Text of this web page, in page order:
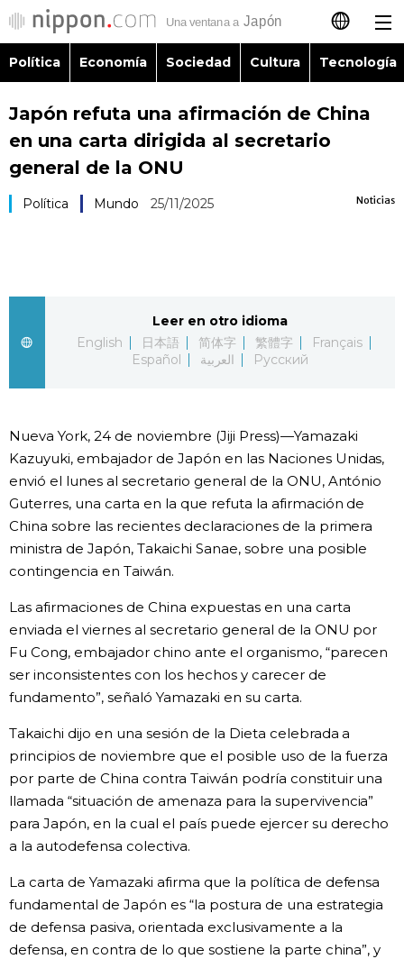
日本語
English
Русский
Política
Vida
Guía de Japón
Vídeos e imágenes
En profundidad
Más
Datos de Japón
Fragmentos de Japón
Gente
Blog
Tokio
Política Economía Sociedad Cultura Tecnología
Japón refuta una afirmación de China
en una carta dirigida al secretario
general de la ONU
Noticias
Política Mundo 25/11/2025
Leer en otro idioma
English
日本語 简体字 繁體字
Français
Español
العربية Русский
Nueva York, 24 de noviembre (Jiji Press)—Yamazaki
Kazuyuki, embajador de Japón en las Naciones Unidas,
envió el lunes al secretario general de la ONU, António
Guterres, una carta en la que refuta la afirmación de
China sobre las recientes declaraciones de la primera
ministra de Japón, Takaichi Sanae, sobre una posible
contingencia en Taiwán.
Las afirmaciones de China expuestas en una carta
enviada el viernes al secretario general de la ONU por
Fu Cong, embajador chino ante el organismo, “parecen
ser inconsistentes con los hechos y carecer de
fundamento”, señaló Yamazaki en su carta.
Takaichi dijo en una sesión de la Dieta celebrada a
principios de noviembre que el posible uso de la fuerza
por parte de China contra Taiwán podría constituir una
llamada “situación de amenaza para la supervivencia”
para Japón, en la cual el país puede ejercer su derecho
a la autodefensa colectiva.
La carta de Yamazaki afirma que la política de defensa
fundamental de Japón es “la postura de una estrategia
de defensa pasiva, orientada exclusivamente a la
defensa, en contra de lo que sostiene la parte china”, y